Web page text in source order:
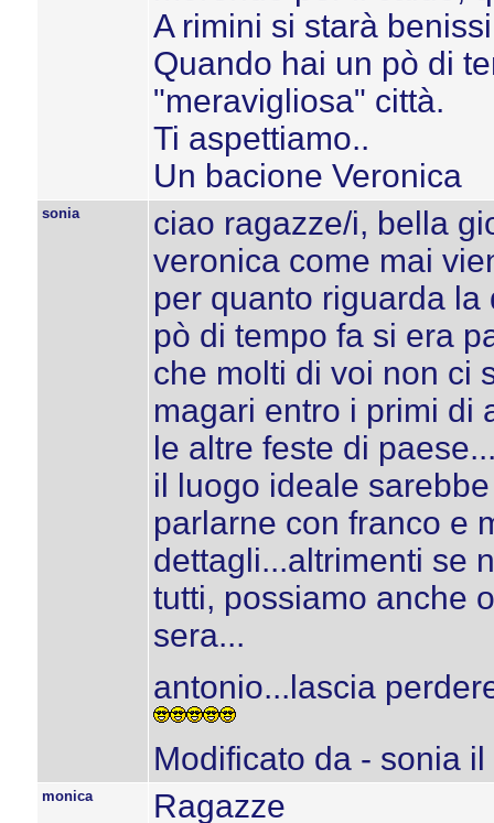
A rimini si starà
Quando hai un pò di
"meravigliosa" città.
Ti aspettiamo..
Un bacione Veronica
sonia
ciao ragazze/i, bella
veronica come mai
per quanto riguarda la
pò di tempo fa si era
che molti di voi non ci
magari entro i primi di
le altre feste di
il luogo ideale
parlarne con franco e
dettagli...altrimenti se
tutti, possiamo anche
sera...
antonio...lascia
Modificato da - sonia
monica
Ragazze